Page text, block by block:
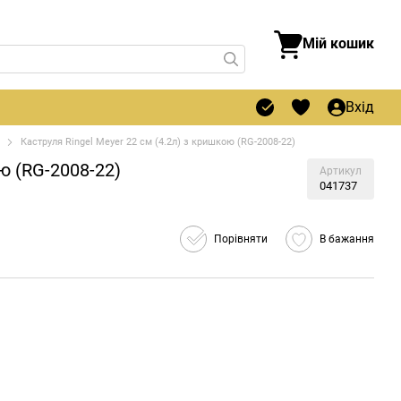
Мій кошик
Вхід
Каструля Ringel Meyer 22 см (4.2л) з кришкою (RG-2008-22)
(RG-2008-22) Артикул
041737
Порівняти В бажання